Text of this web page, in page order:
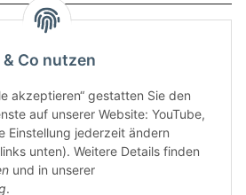
Co nutzen
akzeptieren“ gestatten Sie den
auf unserer Website: YouTube,
Einstellung jederzeit ändern
unten). Weitere Details finden
und in unserer
.